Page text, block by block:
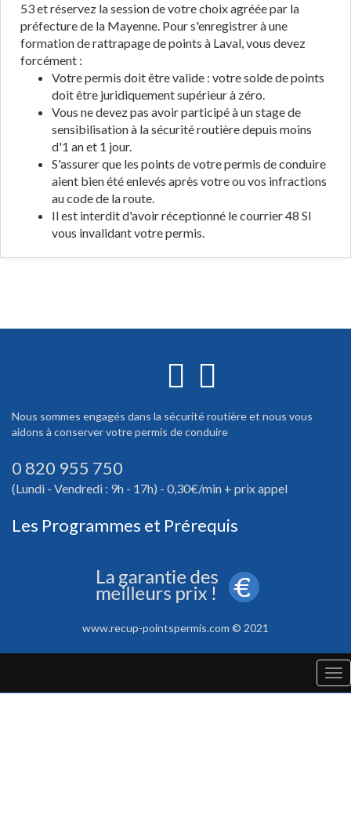
53 et réservez la session de votre choix agréée par la
préfecture de la Mayenne. Pour s'enregistrer à une
formation de rattrapage de points à Laval, vous devez
forcément :
Votre permis doit être valide : votre solde de points
doit être juridiquement supérieur à zéro.
Vous ne devez pas avoir participé à un stage de
sensibilisation à la sécurité routière depuis moins
d'1 an et 1 jour.
S'assurer que les points de votre permis de conduire
aient bien été enlevés après votre ou vos infractions
au code de la route.
Il est interdit d'avoir réceptionné le courrier 48 SI
vous invalidant votre permis.
Nous sommes engagés dans la sécurité routière et nous vous
aidons à conserver votre permis de conduire
0 820 955 750
(Lundi - Vendredi : 9h - 17h) - 0,30€/min + prix appel
Les Programmes et Prérequis
www.recup-pointspermis.com © 2021